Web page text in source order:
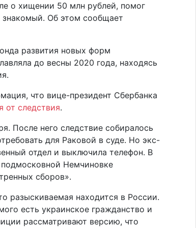
о хищении 50 млн рублей, помог
знакомый. Об этом сообщает
развития новых форм
до весны 2020 года, находясь
что вице-президент Сбербанка
от следствия.
После него следствие собиралось
для Раковой в суде. Но экс-
отдел и выключила телефон. В
Немчиновке
сборов».
разыскиваемая находится в России.
есть украинское гражданство и
рассматривают версию, что